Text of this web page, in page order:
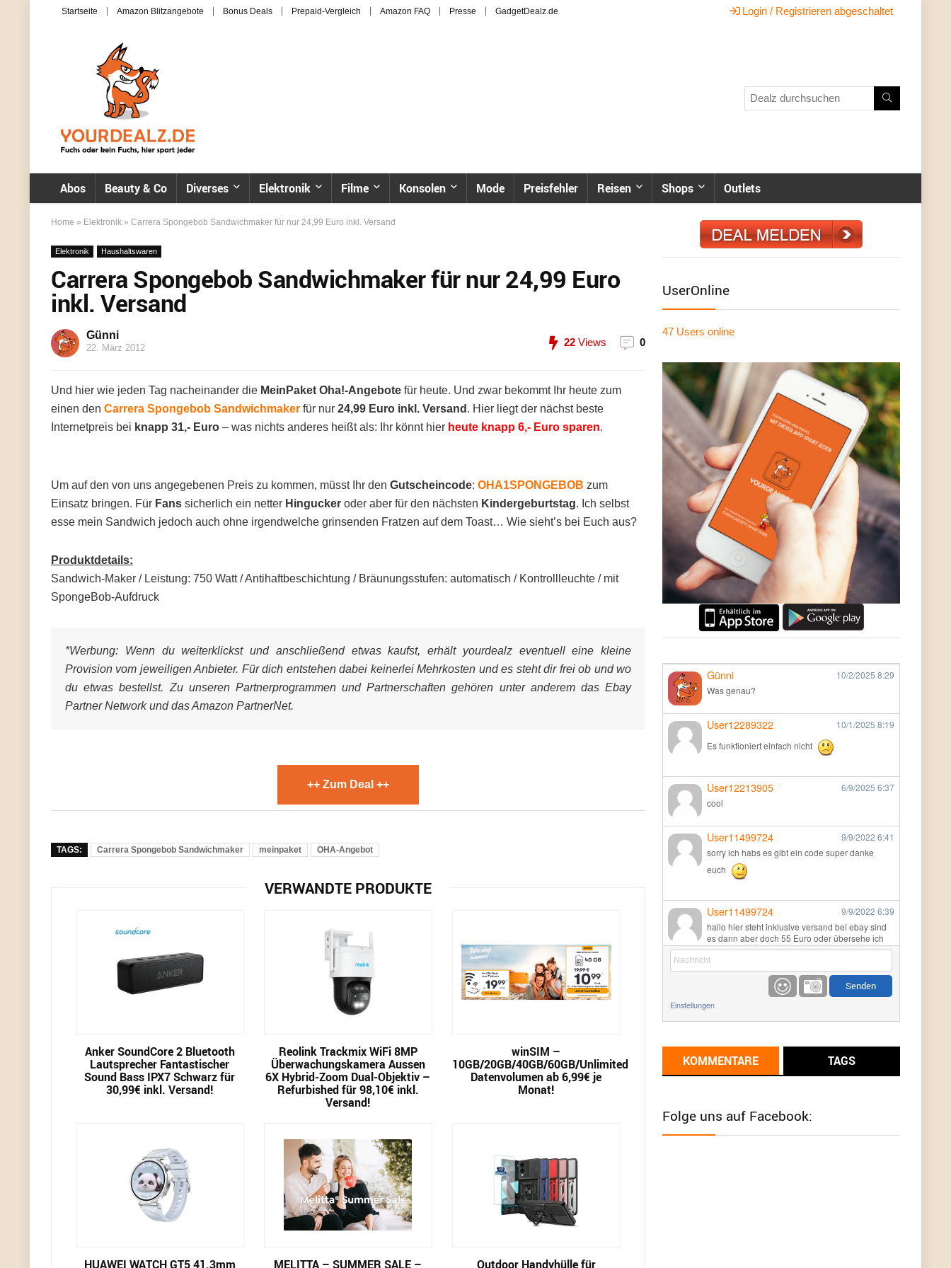
Startseite Amazon Blitzangebote Bonus Deals Prepaid-Vergleich Amazon FAQ Presse GadgetDealz.de Login / Registrieren abgeschaltet
Abos Beauty & Co Diverses Elektronik Filme Konsolen Mode Preisfehler Reisen Shops Outlets
Home » Elektronik » Carrera Spongebob Sandwichmaker für nur 24,99 Euro inkl. Versand
Elektronik Haushaltswaren
Carrera Spongebob Sandwichmaker für nur 24,99 Euro
inkl. Versand
Günni
22. März 2012 22 Views 0
Und hier wie jeden Tag nacheinander die MeinPaket Oha!-Angebote für heute. Und zwar bekommt Ihr heute zum
einen den Carrera Spongebob Sandwichmaker für nur 24,99 Euro inkl. Versand . Hier liegt der nächst beste
Internetpreis bei knapp 31,- Euro – was nichts anderes heißt als: Ihr könnt hier heute knapp 6,- Euro sparen.
Um auf den von uns angegebenen Preis zu kommen, müsst Ihr den Gutscheincode: OHA1SPONGEBOB zum
Einsatz bringen. Für Fans sicherlich ein netter Hingucker oder aber für den nächsten Kindergeburtstag. Ich selbst
esse mein Sandwich jedoch auch ohne irgendwelche grinsenden Fratzen auf dem Toast… Wie sieht’s bei Euch aus?
Produktdetails:
Sandwich-Maker / Leistung: 750 Watt / Antihaftbeschichtung / Bräunungsstufen: automatisch / Kontrollleuchte / mit
SpongeBob-Aufdruck
*Werbung: Wenn du weiterklickst und anschließend etwas kaufst, erhält yourdealz eventuell eine kleine
Provision vom jeweiligen Anbieter. Für dich entstehen dabei keinerlei Mehrkosten und es steht dir frei ob und wo
du etwas bestellst. Zu unseren Partnerprogrammen und Partnerschaften gehören unter anderem das Ebay
Partner Network und das Amazon PartnerNet.
++ Zum Deal ++
TAGS: Carrera Spongebob Sandwichmaker meinpaket OHA-Angebot
VERWANDTE PRODUKTE
Anker SoundCore 2 Bluetooth
Lautsprecher Fantastischer
Sound Bass IPX7 Schwarz für
30,99€ inkl. Versand!
Reolink Trackmix WiFi 8MP
Überwachungskamera Aussen
6X Hybrid-Zoom Dual-Objektiv –
Refurbished für 98,10€ inkl.
Versand!
winSIM –
10GB/20GB/40GB/60GB/Unlimited
Datenvolumen ab 6,99€ je
Monat!
HUAWEI WATCH GT5 41.3mm
MELITTA – SUMMER SALE –
Outdoor Handyhülle für
UserOnline
47 Users online
Günni 10/2/2025 8:29
Was genau?
User12289322 10/1/2025 8:19
Es funktioniert einfach nicht
User12213905 6/9/2025 6:37
cool
User11499724 9/9/2022 6:41
sorry ich habs es gibt ein code super danke
euch
User11499724 9/9/2022 6:39
hallo hier steht inklusive versand bei ebay sind
es dann aber doch 55 Euro oder übersehe ich
etwas
9/1/20226:17
Ich glaube du hast den Sinn eines
Schnäppchenblogs noch immer nicht
Günni 9/1/2022
meisten Deals sind Tagespreise!
Einstellungen
KOMMENTARE TAGS
Folge uns auf Facebook: